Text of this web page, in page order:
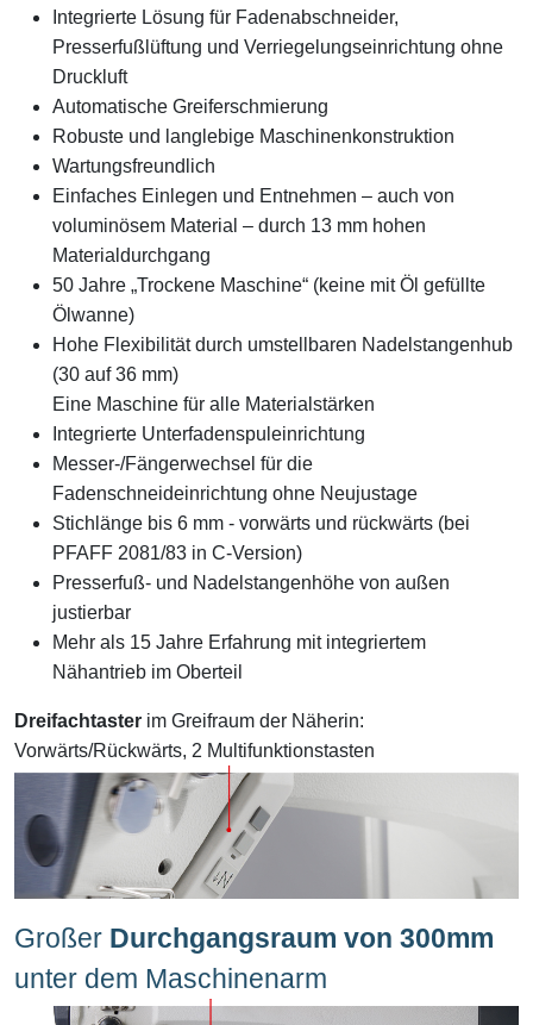
Integrierte Lösung für Fadenabschneider,
Presserfußlüftung und Verriegelungseinrichtung ohne
Druckluft
Automatische Greiferschmierung
Robuste und langlebige Maschinenkonstruktion
Wartungsfreundlich
Einfaches Einlegen und Entnehmen – auch von
voluminösem Material – durch 13 mm hohen
Materialdurchgang
50 Jahre „Trockene Maschine“ (keine mit Öl gefüllte
Ölwanne)
Hohe Flexibilität durch umstellbaren Nadelstangenhub
(30 auf 36 mm)
Eine Maschine für alle Materialstärken
Integrierte Unterfadenspuleinrichtung
Messer-/Fängerwechsel für die
Fadenschneideinrichtung ohne Neujustage
Stichlänge bis 6 mm - vorwärts und rückwärts (bei
PFAFF 2081/83 in C-Version)
Presserfuß- und Nadelstangenhöhe von außen
justierbar
Mehr als 15 Jahre Erfahrung mit integriertem
Nähantrieb im Oberteil
Dreifachtaster im Greifraum der Näherin:
Vorwärts/Rückwärts, 2 Multifunktionstasten
Großer Durchgangsraum von 300mm
unter dem Maschinenarm